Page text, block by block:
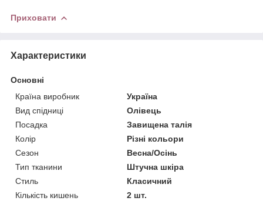
Приховати
Характеристики
Основні
Країна виробник
Україна
Вид спідниці
Олівець
Посадка
Завищена талія
Колір
Різні кольори
Сезон
Весна/Осінь
Тип тканини
Штучна шкіра
Стиль
Класичний
Кількість кишень
2 шт.